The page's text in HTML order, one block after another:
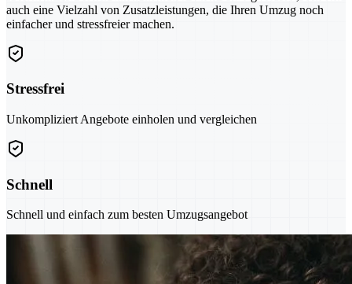
auch eine Vielzahl von Zusatzleistungen, die Ihren Umzug noch
einfacher und stressfreier machen.
Stressfrei
Unkompliziert Angebote einholen und vergleichen
Schnell
Schnell und einfach zum besten Umzugsangebot